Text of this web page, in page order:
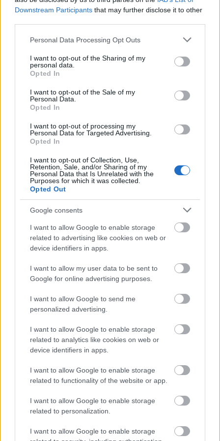
Downstream Participants that may further disclose it to other
Please note that this website/app uses one or more Google
not limited to your visit or usage behaviour. You may click to
grant or deny consent to Google and its third-party tags to
use your data for below specified purposes in below Google
consent section.
Personal Data Processing Opt Outs
I want to opt-out of the Sharing of my
personal data.
Opted In
I want to opt-out of the Sale of my
Personal Data.
Opted In
I want to opt-out of processing my
Personal Data for Targeted Advertising.
Opted In
I want to opt-out of Collection, Use,
Retention, Sale, and/or Sharing of my
Personal Data that Is Unrelated with the
Purposes for which it was collected.
Opted Out
Google consents
I want to allow Google to enable storage
related to advertising like cookies on web or
device identifiers in apps.
I want to allow my user data to be sent to
Google for online advertising purposes.
I want to allow Google to send me
personalized advertising.
I want to allow Google to enable storage
related to analytics like cookies on web or
device identifiers in apps.
I want to allow Google to enable storage
related to functionality of the website or app.
I want to allow Google to enable storage
related to personalization.
I want to allow Google to enable storage
Tökéletesen lenulláztatok egy embert, egy társulatot,
vagytok. Gyávák. Lehet, hogy el se olvastátok a
pályázatot, nem is kell. Jordán 73 éve a pályázat. De ezt
Ez a ti királyságotok. Kis királyságotok. Még annál is
kisebb. Nem szóvicc Józsi. Mérce. "Menjetek, készüljetek"!
Kitüntetést, díjat, címet, stallumot lehet kapni, adni és
kiérdemelni.
Kétféle ember, van az egyik lehajtja a fejét, mikor fogat
mos, nehogy leköpje magát, a másik...